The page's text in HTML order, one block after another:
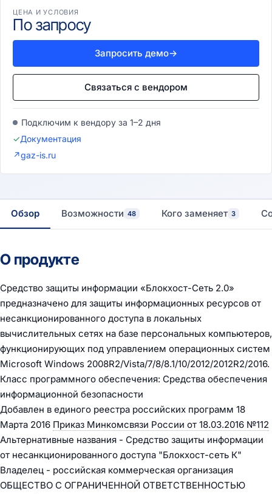
ЦЕНА И УСЛОВИЯ
По запросу
Запросить демо→
Связаться с вендором
Подключим к вендору за 1–2 дня
✓Документация
↗gaz-is.ru
Обзор Возможности 48 Кого заменяет 3
О продукте
Средство защиты информации «Блокхост-Сеть 2.0»
предназначено для защиты информационных ресурсов от
несанкционированного доступа в локальных
вычислительных сетях на базе персональных компьютеров,
функционирующих под управлением операционных систем
Microsoft Windows 2008R2/Vista/7/8/8.1/10/2012/2012R2/2016.
Класс программного обеспечения: Средства обеспечения
информационной безопасности
Добавлен в единого реестра российских программ 18
Марта 2016 Приказ Минкомсвязи России от 18.03.2016 №112
Альтернативные названия - Средство защиты информации
от несанкционированного доступа "Блокхост-сеть К"
Владелец - российская коммерческая организация
ОБЩЕСТВО С ОГРАНИЧЕННОЙ ОТВЕТСТВЕННОСТЬЮ